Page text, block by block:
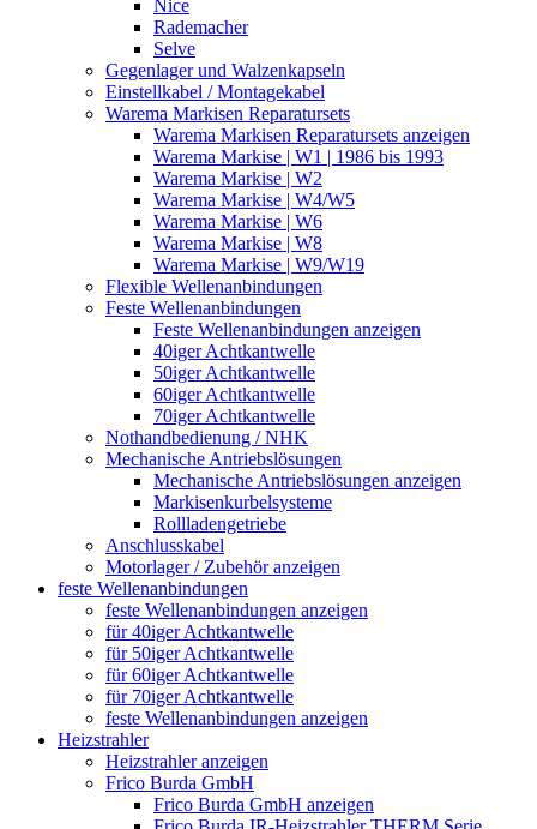
Nice
Rademacher
Selve
Gegenlager und Walzenkapseln
Einstellkabel / Montagekabel
Warema Markisen Reparatursets
Warema Markisen Reparatursets anzeigen
Warema Markise | W1 | 1986 bis 1993
Warema Markise | W2
Warema Markise | W4/W5
Warema Markise | W6
Warema Markise | W8
Warema Markise | W9/W19
Flexible Wellenanbindungen
Feste Wellenanbindungen
Feste Wellenanbindungen anzeigen
40iger Achtkantwelle
50iger Achtkantwelle
60iger Achtkantwelle
70iger Achtkantwelle
Nothandbedienung / NHK
Mechanische Antriebslösungen
Mechanische Antriebslösungen anzeigen
Markisenkurbelsysteme
Rollladengetriebe
Anschlusskabel
Motorlager / Zubehör anzeigen
feste Wellenanbindungen
feste Wellenanbindungen anzeigen
für 40iger Achtkantwelle
für 50iger Achtkantwelle
für 60iger Achtkantwelle
für 70iger Achtkantwelle
feste Wellenanbindungen anzeigen
Heizstrahler
Heizstrahler anzeigen
Frico Burda GmbH
Frico Burda GmbH anzeigen